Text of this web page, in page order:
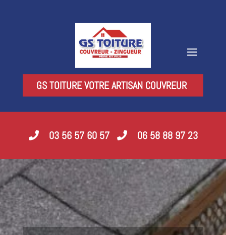
GS TOITURE VOTRE ARTISAN COUVREUR
03 56 57 60 57 06 58 88 97 23